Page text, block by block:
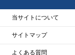
当サイトについて
サイトマップ
よくある質問